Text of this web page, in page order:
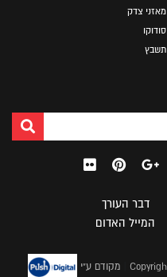
מאזני צדק
סודוקו
תשבץ
דבר העורך
המייל האדום
מקודם ע"י